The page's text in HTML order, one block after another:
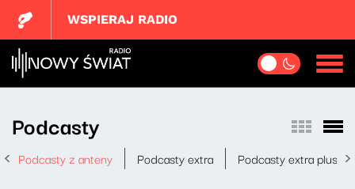
WSPIERAJ RADIO
Podcasty
Podcasty z anteny Podcasty extra Podcasty extra plus